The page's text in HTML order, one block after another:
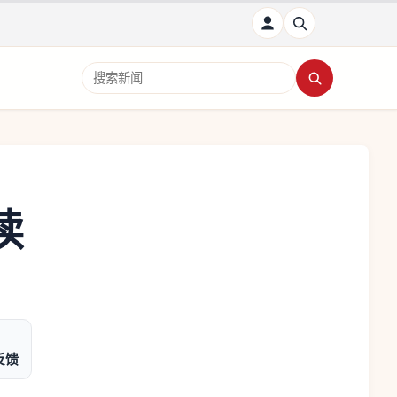
搜索新闻
馈